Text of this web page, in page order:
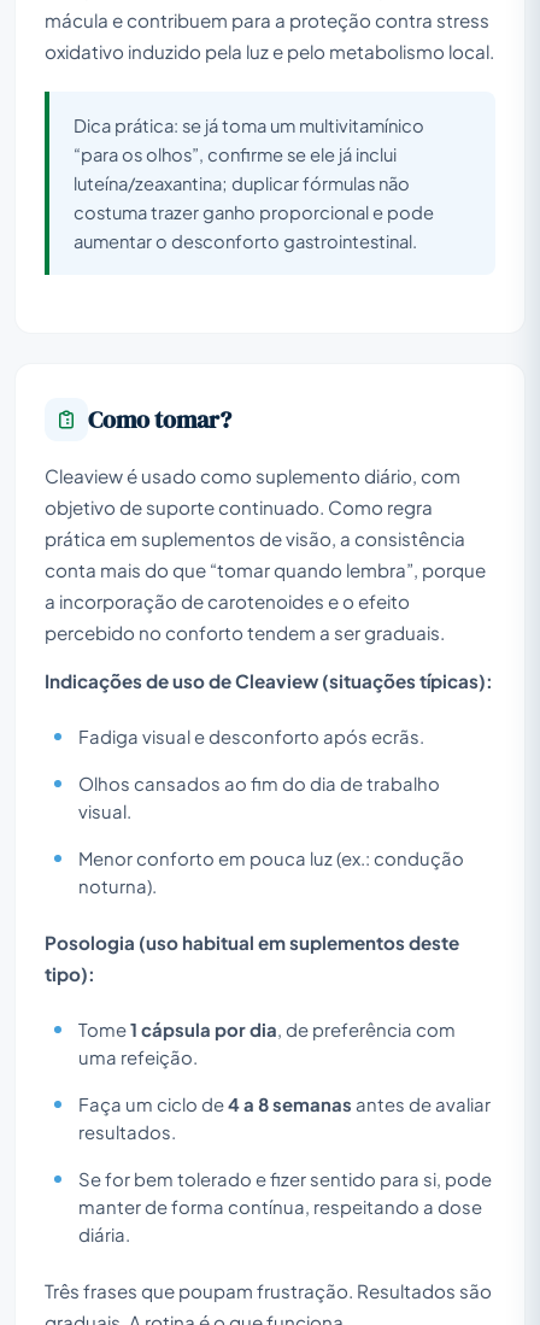
mácula e contribuem para a proteção contra stress
oxidativo induzido pela luz e pelo metabolismo local.
Dica prática: se já toma um multivitamínico
“para os olhos”, confirme se ele já inclui
luteína/zeaxantina; duplicar fórmulas não
costuma trazer ganho proporcional e pode
aumentar o desconforto gastrointestinal.
Como tomar?
Cleaview é usado como suplemento diário, com
objetivo de suporte continuado. Como regra
prática em suplementos de visão, a consistência
conta mais do que “tomar quando lembra”, porque
a incorporação de carotenoides e o efeito
percebido no conforto tendem a ser graduais.
Indicações de uso de Cleaview (situações típicas):
Fadiga visual e desconforto após ecrãs.
Olhos cansados ao fim do dia de trabalho
visual.
Menor conforto em pouca luz (ex.: condução
noturna).
Posologia (uso habitual em suplementos deste
tipo):
Tome1 cápsula por dia, de preferência com
uma refeição.
Faça um ciclo de4 a 8 semanas antes de avaliar
resultados.
Se for bem tolerado e fizer sentido para si, pode
manter de forma contínua, respeitando a dose
diária.
Três frases que poupam frustração. Resultados são